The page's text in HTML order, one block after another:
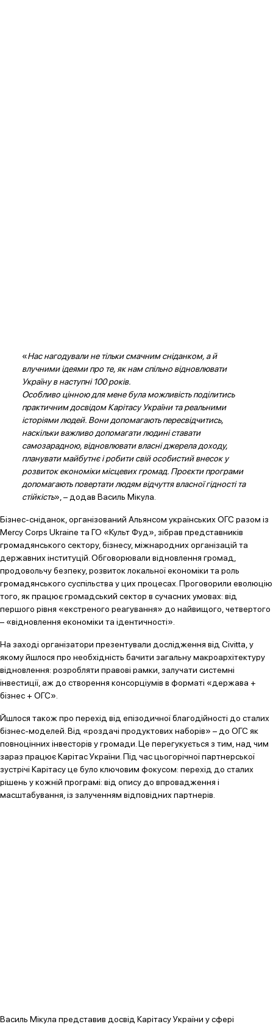
«Нас нагодували не тільки смачним сніданком, а й
влучними ідеями про те, як нам спільно відновлювати
Україну в наступні 100 років.
Особливо цінною для мене була можливість поділитись
практичним досвідом Карітасу України та реальними
історіями людей. Вони допомагають пересвідчитись,
наскільки важливо допомагати людині ставати
самозарадною, відновлювати власні джерела доходу,
планувати майбутнє і робити свій особистий внесок у
розвиток економіки місцевих громад. Проєкти програми
допомагають повертати людям відчуття власної гідності та
стійкість», – додав Василь Мікула.
Бізнес-сніданок, організований Альянсом українських ОГС разом із
Mercy Corps Ukraine та ГО «Культ Фуд», зібрав представників
громадянського сектору, бізнесу, міжнародних організацій та
державних інституцій. Обговорювали відновлення громад,
продовольчу безпеку, розвиток локальної економіки та роль
громадянського суспільства у цих процесах. Проговорили еволюцію
того, як працює громадський сектор в сучасних умовах: від
першого рівня «екстреного реагування» до найвищого, четвертого
– «відновлення економіки та ідентичності».
На заході організатори презентували дослідження від Civitta, у
якому йшлося про необхідність бачити загальну макроархітектуру
відновлення: розробляти правові рамки, залучати системні
інвестиції, аж до створення консорціумів в форматі «держава +
бізнес + ОГС».
Йшлося також про перехід від епізодичної благодійності до сталих
бізнес-моделей. Від «роздачі продуктових наборів» – до ОГС як
повноцінних інвесторів у громади. Це перегукується з тим, над чим
зараз працює Карітас України. Під час цьогорічної партнерської
зустрічі Карітасу це було ключовим фокусом: перехід до сталих
рішень у кожній програмі: від опису до впровадження і
масштабування, із залученням відповідних партнерів.
Василь Мікула представив досвід Карітасу України у сфері